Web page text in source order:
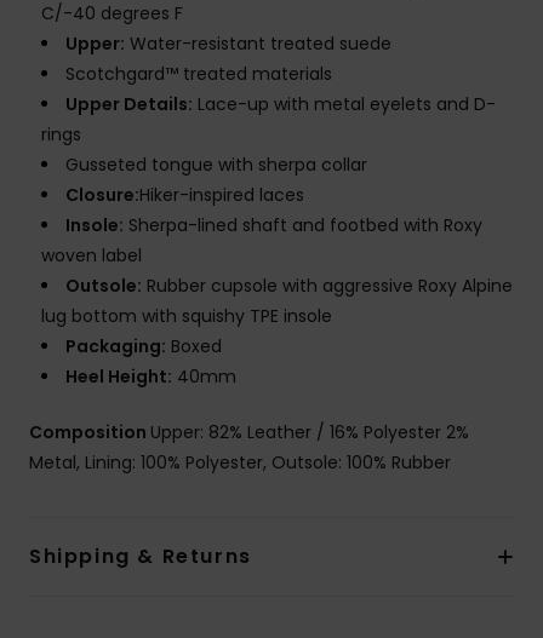
C/-40 degrees F
Upper: Water-resistant treated suede
Scotchgard™ treated materials
Upper Details: Lace-up with metal eyelets and D-
rings
Gusseted tongue with sherpa collar
Closure:Hiker-inspired laces
Insole: Sherpa-lined shaft and footbed with Roxy
woven label
Outsole: Rubber cupsole with aggressive Roxy Alpine
lug bottom with squishy TPE insole
Packaging: Boxed
Heel Height: 40mm
Composition Upper: 82% Leather / 16% Polyester 2%
Metal, Lining: 100% Polyester, Outsole: 100% Rubber
Shipping & Returns